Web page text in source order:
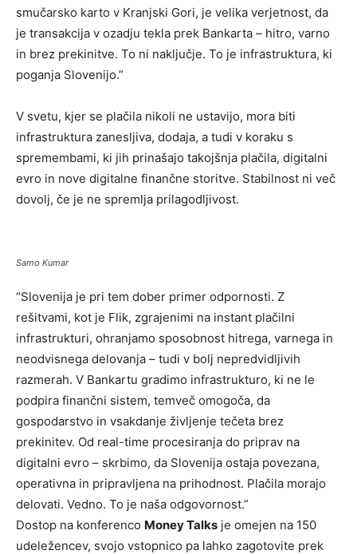
smučarsko karto v Kranjski Gori, je velika verjetnost, da
je transakcija v ozadju tekla prek Bankarta – hitro, varno
in brez prekinitve. To ni naključje. To je infrastruktura, ki
poganja Slovenijo.”
V svetu, kjer se plačila nikoli ne ustavijo, mora biti
infrastruktura zanesljiva, dodaja, a tudi v koraku s
spremembami, ki jih prinašajo takojšnja plačila, digitalni
evro in nove digitalne finančne storitve. Stabilnost ni več
dovolj, če je ne spremlja prilagodljivost.
Samo Kumar
“Slovenija je pri tem dober primer odpornosti. Z
rešitvami, kot je Flik, zgrajenimi na instant plačilni
infrastrukturi, ohranjamo sposobnost hitrega, varnega in
neodvisnega delovanja – tudi v bolj nepredvidljivih
razmerah. V Bankartu gradimo infrastrukturo, ki ne le
podpira finančni sistem, temveč omogoča, da
gospodarstvo in vsakdanje življenje tečeta brez
prekinitev. Od real-time procesiranja do priprav na
digitalni evro – skrbimo, da Slovenija ostaja povezana,
operativna in pripravljena na prihodnost. Plačila morajo
delovati. Vedno. To je naša odgovornost.”
Dostop na konferenco Money Talks je omejen na 150
udeležencev, svojo vstopnico pa lahko zagotovite prek